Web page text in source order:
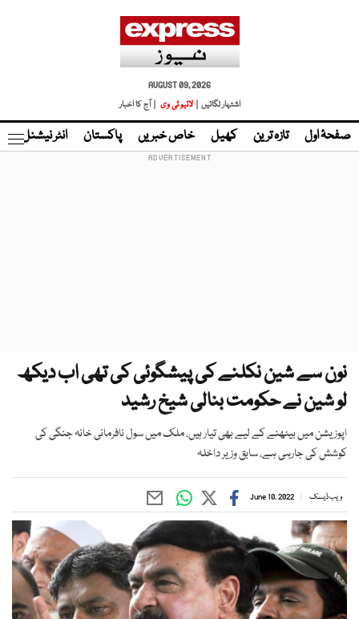
AUGUST 09, 2026
اشتہار لگائیں |
لائیو ٹی وی | آج کا اخبار
صفحۂ اول تازہ ترین کھیل خاص خبریں پاکستان انٹر نیشنل
نون سے شین نکلنے کی پیشگوئی کی تھی اب دیکھ
لو شین نے حکومت بنالی شیخ رشید
اپوزیشن میں بیٹھنے کے لیے بھی تیار ہیں، ملک میں سول نافرمانی خانہ جنگی کی
کوشش کی جارہی ہے، سابق وزیر داخلہ
ویب ڈیسک June 10, 2022